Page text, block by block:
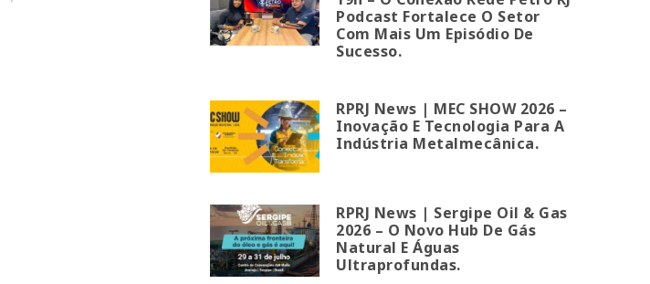
Podcast Fortalece O Setor
Com Mais Um Episódio De
Sucesso.
RPRJ News | MEC SHOW 2026 –
Inovação E Tecnologia Para A
Indústria Metalmecânica.
RPRJ News | Sergipe Oil & Gas
2026 – O Novo Hub De Gás
Natural E Águas
Ultraprofundas.